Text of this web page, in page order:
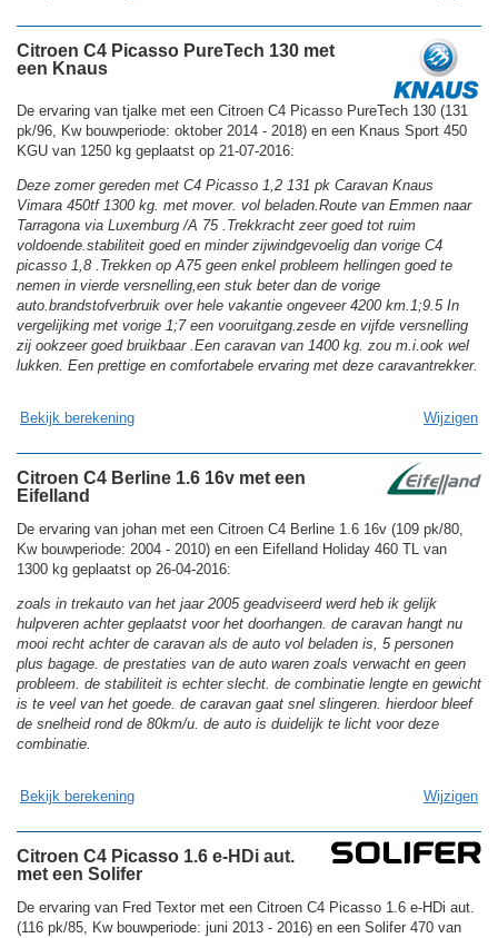
Citroen C4 Picasso PureTech 130 met
een Knaus
De ervaring van tjalke met een Citroen C4 Picasso PureTech 130 (131
pk/96, Kw bouwperiode: oktober 2014 - 2018) en een Knaus Sport 450
KGU van 1250 kg geplaatst op 21-07-2016:
Deze zomer gereden met C4 Picasso 1,2 131 pk Caravan Knaus
Vimara 450tf 1300 kg. met mover. vol beladen.Route van Emmen naar
Tarragona via Luxemburg /A 75 .Trekkracht zeer goed tot ruim
voldoende.stabiliteit goed en minder zijwindgevoelig dan vorige C4
picasso 1,8 .Trekken op A75 geen enkel probleem hellingen goed te
nemen in vierde versnelling,een stuk beter dan de vorige
auto.brandstofverbruik over hele vakantie ongeveer 4200 km.1;9.5 In
vergelijking met vorige 1;7 een vooruitgang.zesde en vijfde versnelling
zij ookzeer goed bruikbaar .Een caravan van 1400 kg. zou m.i.ook wel
lukken. Een prettige en comfortabele ervaring met deze caravantrekker.
Bekijk berekening Wijzigen
Citroen C4 Berline 1.6 16v met een
Eifelland
De ervaring van johan met een Citroen C4 Berline 1.6 16v (109 pk/80,
Kw bouwperiode: 2004 - 2010) en een Eifelland Holiday 460 TL van
1300 kg geplaatst op 26-04-2016:
zoals in trekauto van het jaar 2005 geadviseerd werd heb ik gelijk
hulpveren achter geplaatst voor het doorhangen. de caravan hangt nu
mooi recht achter de caravan als de auto vol beladen is, 5 personen
plus bagage. de prestaties van de auto waren zoals verwacht en geen
probleem. de stabiliteit is echter slecht. de combinatie lengte en gewicht
is te veel van het goede. de caravan gaat snel slingeren. hierdoor bleef
de snelheid rond de 80km/u. de auto is duidelijk te licht voor deze
combinatie.
Bekijk berekening Wijzigen
Citroen C4 Picasso 1.6 e-HDi aut.
met een Solifer
De ervaring van Fred Textor met een Citroen C4 Picasso 1.6 e-HDi aut.
(116 pk/85, Kw bouwperiode: juni 2013 - 2016) en een Solifer 470 van